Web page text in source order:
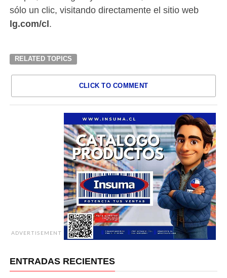
sólo un clic, visitando directamente el sitio web
lg.com/cl.
RELATED TOPICS
CLICK TO COMMENT
ADVERTISEMENT
ENTRADAS RECIENTES